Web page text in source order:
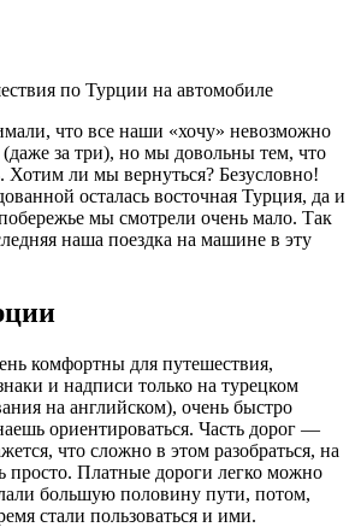
по Турции на автомобиле
что все наши «хочу» невозможно
(даже за три), но мы довольны тем, что
Хотим ли мы вернуться? Безусловно!
осталась восточная Турция, да и
мы смотрели очень мало. Так
наша поездка на машине в эту
комфортны для путешествия,
и надписи только на турецком
на английском), очень быстро
ориентироваться. Часть дорог —
что сложно в этом разобраться, на
просто. Платные дороги легко можно
большую половину пути, потом,
стали пользоваться и ими.